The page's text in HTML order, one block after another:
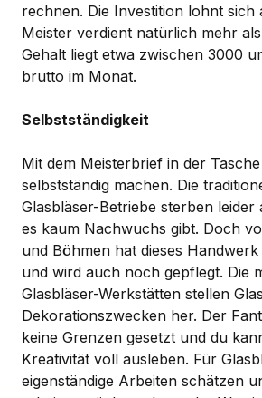
rechnen. Die Investition lohnt sich
Meister verdient natürlich mehr
Gehalt liegt etwa zwischen 3000
brutto im Monat.
Selbstständigkeit
Mit dem Meisterbrief in der
selbstständig machen. Die
Glasbläser-Betriebe sterben leider
es kaum Nachwuchs gibt. Doch
und Böhmen hat dieses
und wird auch noch gepflegt. Die
Glasbläser-Werkstätten stellen
Dekorationszwecken her. Der
keine Grenzen gesetzt und du
Kreativität voll ausleben. Für
eigenständige Arbeiten schätzen